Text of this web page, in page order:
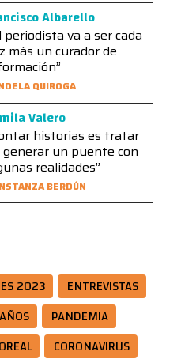
Albarello
periodista va a ser cada
más un curador de
QUIROGA
Valero
historias es tratar
generar un puente con
realidades”
BERDÚN
2023
ENTREVISTAS
PANDEMIA
CORONAVIRUS